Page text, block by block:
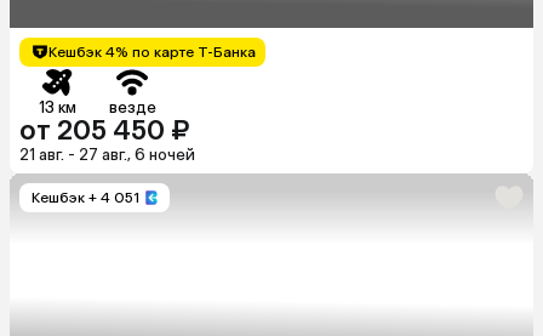
Кешбэк 4% по карте Т-Банка
13 км везде
от 205 450 ₽
21 авг. - 27 авг., 6 ночей
Кешбэк + 4 051